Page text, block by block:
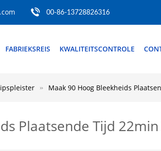
00-86-13728826316
FABRIEKSREIS KWALITEITSCONTROLE
Maak 90 Hoog Bleekheids
Plaatsende Tijd